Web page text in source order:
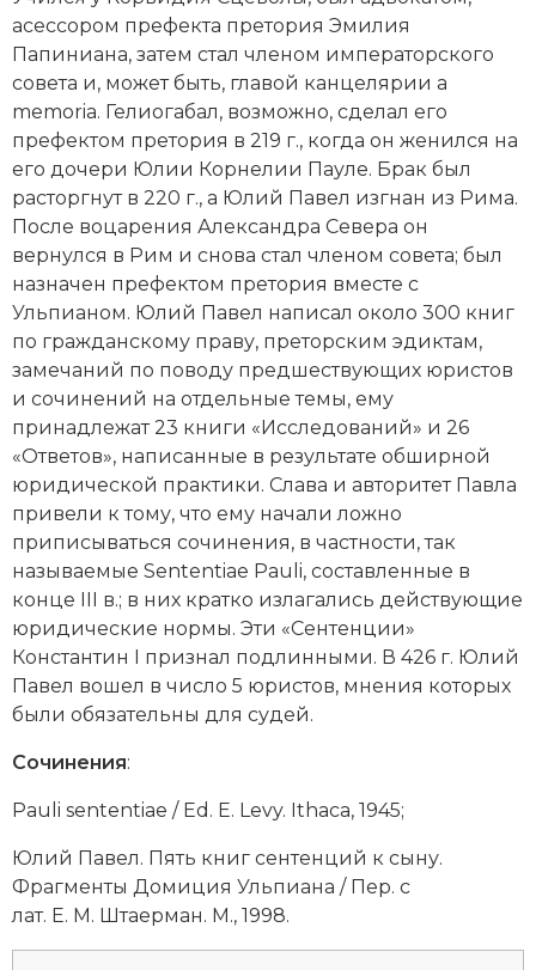
Генеалогия, геральдика
Государство и право
Европа
Империи
Историческая география и топонимика
История материальной и духовной культуры
История международных отношений
История, философия, теория и методология
исторического знания
Итория международных отношений
Латинская Америка
Новая история
Новейшая история
Нумизматика
Образование
Общественные объединения и организации
Политическая история
Революции и народные движения
Религия и церковь
асессором префекта претория Эмилия
Папиниана, затем стал членом императорского
совета и, может быть, главой канцелярии a
memoria. Гелиогабал, возможно, сделал его
префектом претория в 219 г., когда он женился на
его дочери Юлии Корнелии Пауле. Брак был
расторгнут в 220 г., а Юлий Павел изгнан из Рима.
После воцарения Александра Севера он
вернулся в Рим и снова стал членом совета; был
назначен префектом претория вместе с
Ульпианом. Юлий Павел написал около 300 книг
по гражданскому праву, преторским эдиктам,
замечаний по поводу предшествующих юристов
и сочинений на отдельные темы, ему
принадлежат 23 книги «Исследований» и 26
«Ответов», написанные в результате обширной
юридической практики. Слава и авторитет Павла
привели к тому, что ему начали ложно
приписываться сочинения, в частности, так
называемые Sententiae Pauli, составленные в
конце III в.; в них кратко излагались действующие
юридические нормы. Эти «Сентенции»
Константин I признал подлинными. В 426 г. Юлий
Павел вошел в число 5 юристов, мнения которых
были обязательны для судей.
Сочинения:
Pauli sententiae / Ed. E. Levy. Ithaca, 1945;
Юлий Павел. Пять книг сентенций к сыну.
Фрагменты Домиция Ульпиана / Пер. с
лат. Е. М. Штаерман. М., 1998.